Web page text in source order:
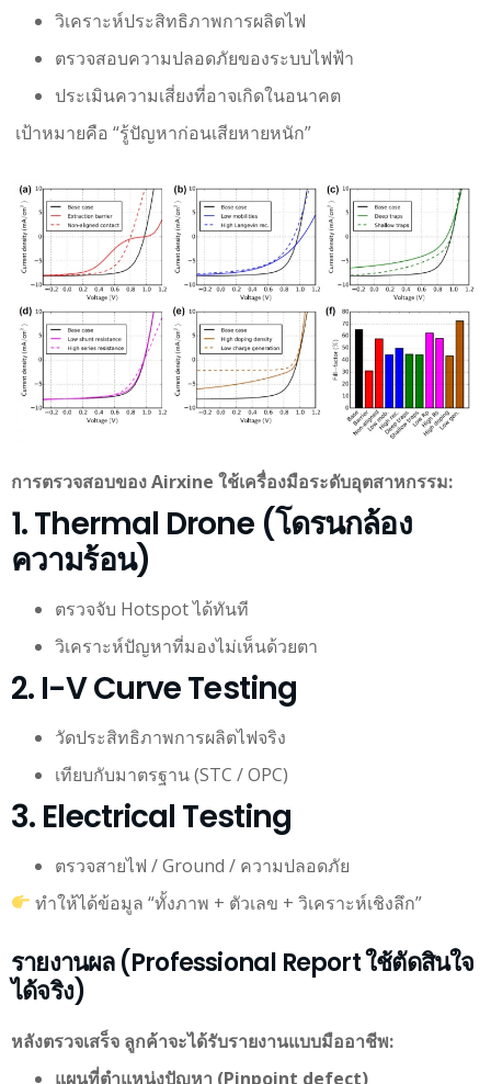
วิเคราะห์ประสิทธิภาพการผลิตไฟ
ตรวจสอบความปลอดภัยของระบบไฟฟ้า
ประเมินความเสี่ยงที่อาจเกิดในอนาคต
เป้าหมายคือ “รู้ปัญหาก่อนเสียหายหนัก”
การตรวจสอบของ Airxine ใช้เครื่องมือระดับอุตสาหกรรม:
1. Thermal Drone (โดรนกล้อง
ความร้อน)
ตรวจจับ Hotspot ได้ทันที
วิเคราะห์ปัญหาที่มองไม่เห็นด้วยตา
2. I-V Curve Testing
วัดประสิทธิภาพการผลิตไฟจริง
เทียบกับมาตรฐาน (STC / OPC)
3. Electrical Testing
ตรวจสายไฟ / Ground / ความปลอดภัย
ทำให้ได้ข้อมูล “ทั้งภาพ + ตัวเลข + วิเคราะห์เชิงลึก”
รายงานผล (Professional Report ใช้ตัดสินใจ
ได้จริง)
หลังตรวจเสร็จ ลูกค้าจะได้รับรายงานแบบมืออาชีพ:
แผนที่ตำแหน่งปัญหา (Pinpoint defect)